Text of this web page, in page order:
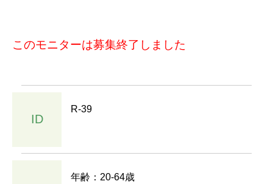
このモニターは募集終了しました
ID
R-39
年齢：20-64歳